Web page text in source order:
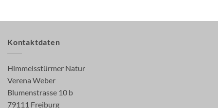
Kontaktdaten
Himmelsstürmer Natur
Verena Weber
Blumenstrasse 10 b
79111 Freiburg